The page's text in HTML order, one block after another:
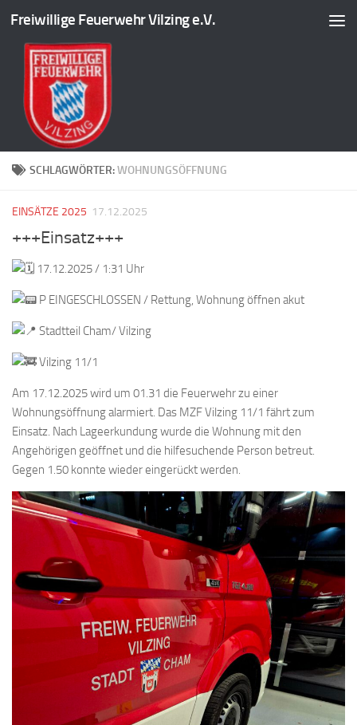
Zum Inhalt springen
Freiwillige Feuerwehr Vilzing e.V.
SCHLAGWÖRTER:WOHNUNGSÖFFNUNG
EINSÄTZE 2025 17.12.2025
+++Einsatz+++
17.12.2025 / 1:31 Uhr
P EINGESCHLOSSEN / Rettung, Wohnung öffnen akut
Stadtteil Cham/ Vilzing
Vilzing 11/1
Am 17.12.2025 wird um 01.31 die Feuerwehr zu einer
Wohnungsöffnung alarmiert. Das MZF Vilzing 11/1 fährt zum
Einsatz. Nach Lageerkundung wurde die Wohnung mit den
Angehörigen geöffnet und die hilfesuchende Person betreut.
Gegen 1.50 konnte wieder eingerückt werden.